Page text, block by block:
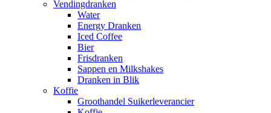
Vendingdranken
Water
Energy Dranken
Iced Coffee
Bier
Frisdranken
Sappen en Milkshakes
Dranken in Blik
Koffie
Groothandel Suikerleverancier